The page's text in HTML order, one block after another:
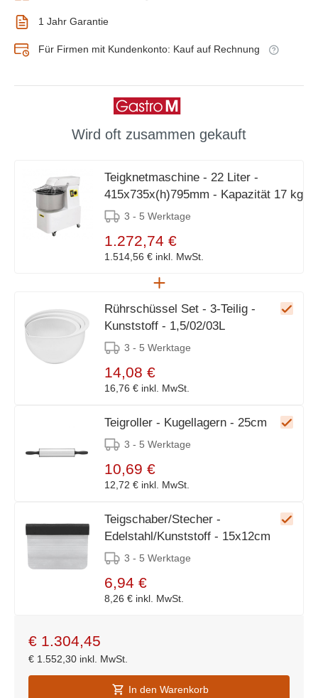
1 Jahr Garantie
Für Firmen mit Kundenkonto: Kauf auf Rechnung
Wird oft zusammen gekauft
Teigknetmaschine - 22 Liter -
415x735x(h)795mm - Kapazität 17 kg
3 - 5 Werktage
1.272,74 €
1.514,56 € inkl. MwSt.
Rührschüssel Set - 3-Teilig -
Kunststoff - 1,5/02/03L
3 - 5 Werktage
14,08 €
16,76 € inkl. MwSt.
Teigroller - Kugellagern - 25cm
3 - 5 Werktage
10,69 €
12,72 € inkl. MwSt.
Teigschaber/Stecher -
Edelstahl/Kunststoff - 15x12cm
3 - 5 Werktage
6,94 €
8,26 € inkl. MwSt.
€ 1.304,45
€ 1.552,30 inkl. MwSt.
In den Warenkorb